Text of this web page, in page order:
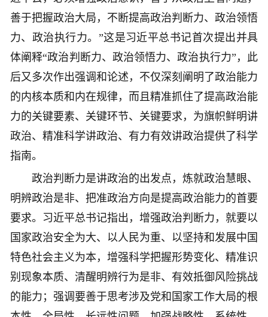
善于把握政治大局，不断提高政治判断力、政治领悟
力、政治执行力。”这是习近平总书记首次提出并具
体阐释“政治判断力、政治领悟力、政治执行力”，此
后又多次作出强调和论述，不仅深刻阐明了政治能力
的内核本质和内在规律，而且精准抓住了提高政治能
力的关键要素、关键环节、关键要求，为旗帜鲜明讲
政治、精准科学讲政治、有力有效讲政治提供了科学
指南。
政治判断力是讲政治的出发点，炼就政治慧眼、
明辨政治是非、把准政治方向是提高政治能力的首要
要求。习近平总书记指出，增强政治判断力，就要以
国家政治安全为大、以人民为重、以坚持和发展中国
特色社会主义为本，增强科学把握形势变化、精准识
别现象本质、清醒明辨行为是非、有效抵御风险挑战
的能力；强调要善于思考涉及党和国家工作大局的根